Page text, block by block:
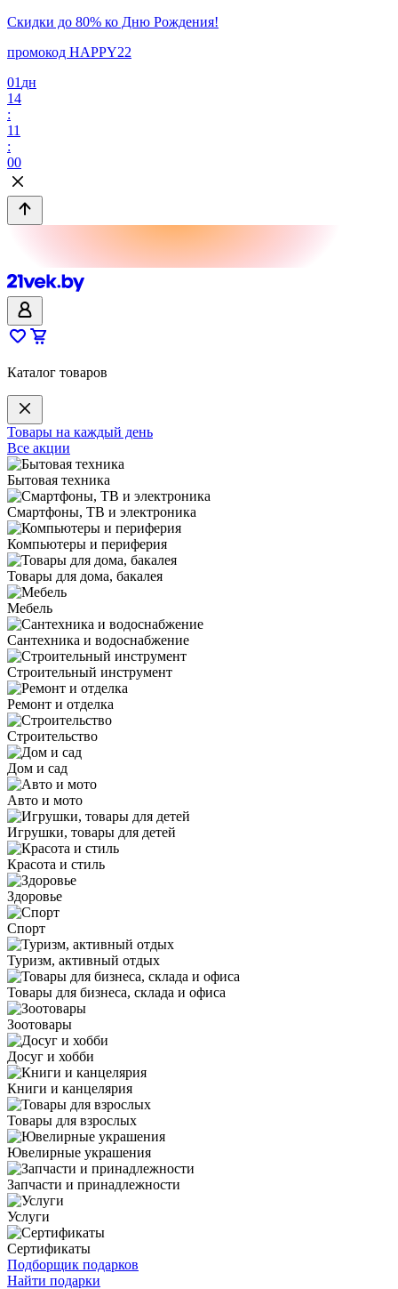
Скидки до 80% ко Дню Рождения!
промокод HAPPY22
01 дн
14
:
11
:
00
Каталог товаров
Товары на каждый день
Все акции
Бытовая техника
Смартфоны, ТВ и электроника
Компьютеры и периферия
Товары для дома, бакалея
Мебель
Сантехника и водоснабжение
Строительный инструмент
Ремонт и отделка
Строительство
Дом и сад
Авто и мото
Игрушки, товары для детей
Красота и стиль
Здоровье
Спорт
Туризм, активный отдых
Товары для бизнеса, склада и офиса
Зоотовары
Досуг и хобби
Книги и канцелярия
Товары для взрослых
Ювелирные украшения
Запчасти и принадлежности
Услуги
Сертификаты
Подборщик подарков
Найти подарки